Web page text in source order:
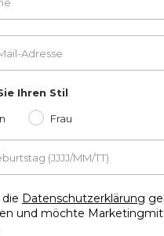
Ihren Stil
Frau
Datenschutzerklärung
und möchte